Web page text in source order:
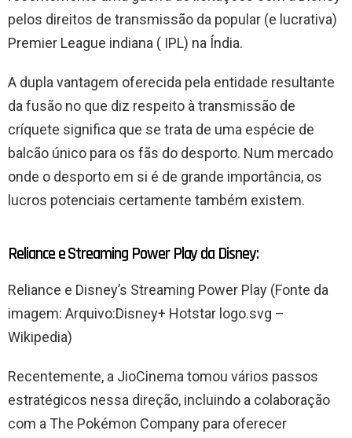
pelos direitos de transmissão da popular (e lucrativa)
Premier League indiana ( IPL) na Índia.
A dupla vantagem oferecida pela entidade resultante
da fusão no que diz respeito à transmissão de
críquete significa que se trata de uma espécie de
balcão único para os fãs do desporto. Num mercado
onde o desporto em si é de grande importância, os
lucros potenciais certamente também existem.
Reliance e Streaming Power Play da Disney:
Reliance e Disney’s Streaming Power Play (Fonte da
imagem: Arquivo:Disney+ Hotstar logo.svg –
Wikipedia)
Recentemente, a JioCinema tomou vários passos
estratégicos nessa direção, incluindo a colaboração
com a The Pokémon Company para oferecer